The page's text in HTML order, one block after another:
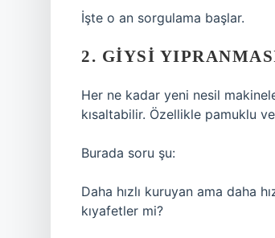
İşte o an sorgulama başlar.
2. GIYSI
Her ne kadar yeni nesil
kısaltabilir. Özellikle pamuklu
Burada soru şu:
Daha hızlı kuruyan ama daha
kıyafetler mi?